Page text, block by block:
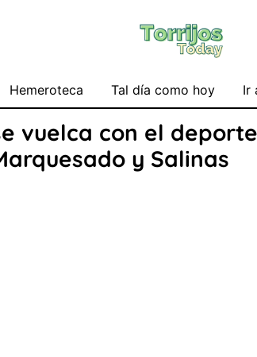
Hemeroteca Tal día como hoy Ir
vuelca con el
y Salinas